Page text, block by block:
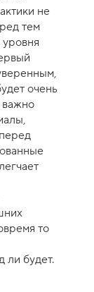
не
тем
уровня
очень
важно
то
ли будет.